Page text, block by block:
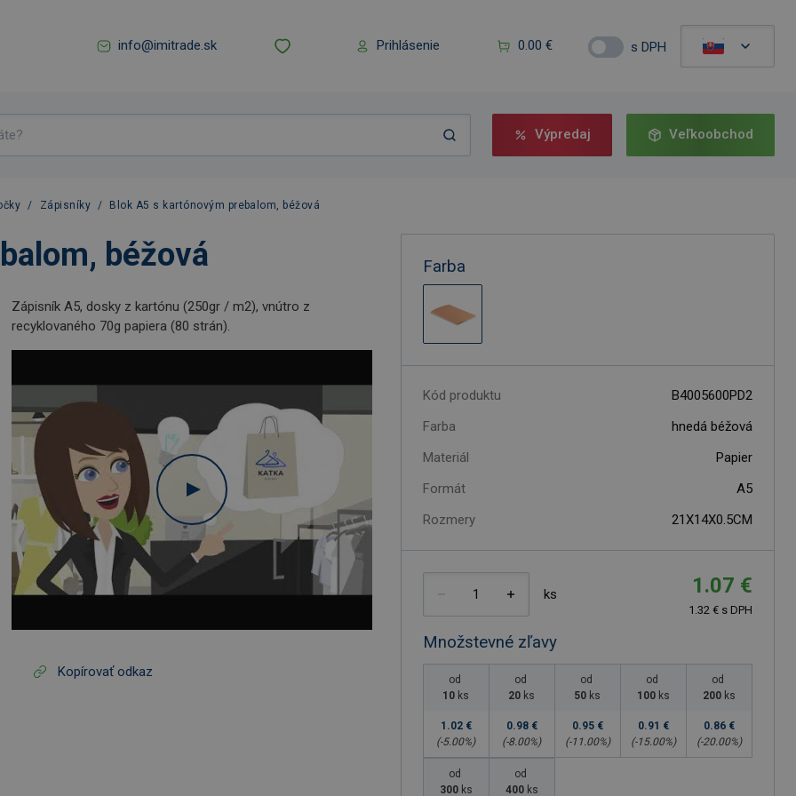
info@imitrade.sk Prihlásenie 0.00 € s DPH
Výpredaj Veľkoobchod
/ Zápisníky / Blok A5 s kartónovým prebalom, béžová
béžová
Zápisník A5, dosky z kartónu (250gr / m2), vnútro z
recyklovaného 70g papiera (80 strán).
Kopírovať odkaz
Farba
Kód produktu
B4005600PD2
Farba
hnedá béžová
Materiál
Papier
Formát
A5
Rozmery
21X14X0.5CM
ks 1.07 €
1.32 € s DPH
Množstevné zľavy
od
10 ks
1.02 €
(-5.00%)
od
20 ks
0.98 €
(-8.00%)
od
50 ks
0.95 €
(-11.00%)
od
100 ks
0.91 €
(-15.00%)
od
200 ks
0.86 €
(-20.00%)
od
300 ks
od
400 ks